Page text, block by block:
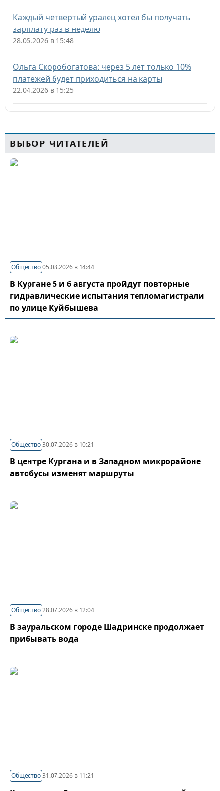
Каждый четвертый уралец хотел бы получать
зарплату раз в неделю
28.05.2026 в 15:48
Ольга Скоробогатова: через 5 лет только 10%
платежей будет приходиться на карты
22.04.2026 в 15:25
ВЫБОР ЧИТАТЕЛЕЙ
Общество05.08.2026 в 14:44
В Кургане 5 и 6 августа пройдут повторные
гидравлические испытания тепломагистрали
по улице Куйбышева
Общество30.07.2026 в 10:21
В центре Кургана и в Западном микрорайоне
автобусы изменят маршруты
Общество28.07.2026 в 12:04
В зауральском городе Шадринске продолжает
прибывать вода
Общество31.07.2026 в 11:21